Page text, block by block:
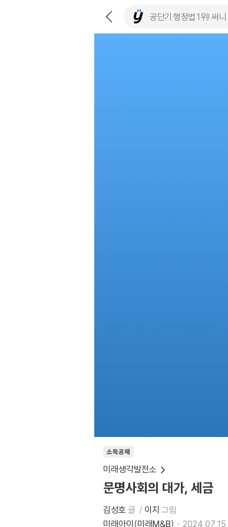
소득공제
미래생각발전소
문명사회의 대가, 세금
김성호 글 이지 그림
미래아이(미래M&B)
2024.07.15.